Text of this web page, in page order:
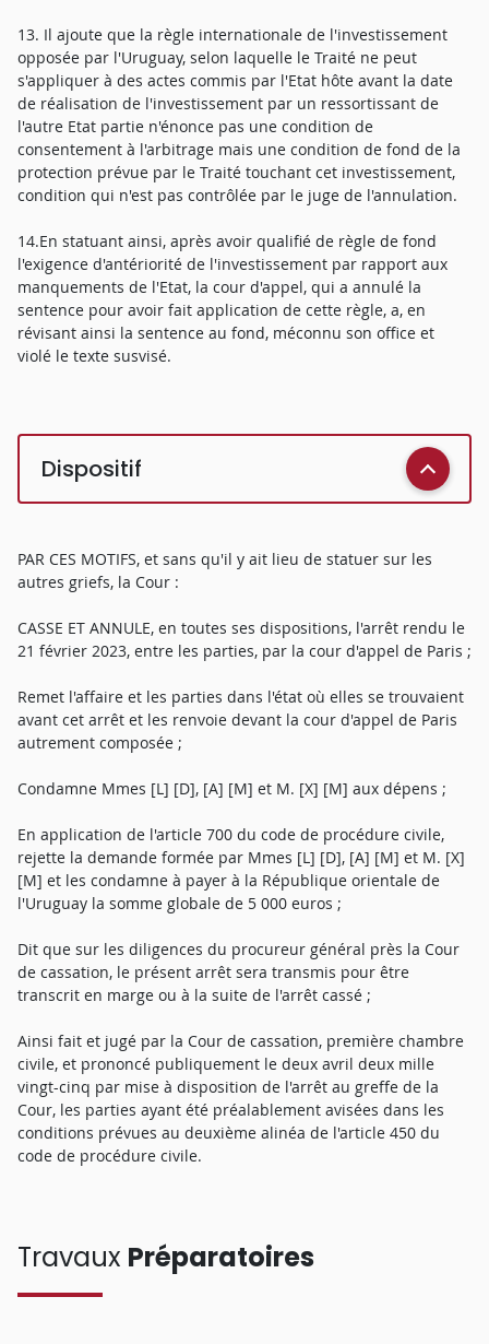
13. Il ajoute que la règle internationale de l'investissement
opposée par l'Uruguay, selon laquelle le Traité ne peut
s'appliquer à des actes commis par l'Etat hôte avant la date
de réalisation de l'investissement par un ressortissant de
l'autre Etat partie n'énonce pas une condition de
consentement à l'arbitrage mais une condition de fond de la
protection prévue par le Traité touchant cet investissement,
condition qui n'est pas contrôlée par le juge de l'annulation.
14.En statuant ainsi, après avoir qualifié de règle de fond
l'exigence d'antériorité de l'investissement par rapport aux
manquements de l'Etat, la cour d'appel, qui a annulé la
sentence pour avoir fait application de cette règle, a, en
révisant ainsi la sentence au fond, méconnu son office et
violé le texte susvisé.
Dispositif
PAR CES MOTIFS, et sans qu'il y ait lieu de statuer sur les
autres griefs, la Cour :
CASSE ET ANNULE, en toutes ses dispositions, l'arrêt rendu le
21 février 2023, entre les parties, par la cour d'appel de Paris ;
Remet l'affaire et les parties dans l'état où elles se trouvaient
avant cet arrêt et les renvoie devant la cour d'appel de Paris
autrement composée ;
Condamne Mmes [L] [D], [A] [M] et M. [X] [M] aux dépens ;
En application de l'article 700 du code de procédure civile,
rejette la demande formée par Mmes [L] [D], [A] [M] et M. [X]
[M] et les condamne à payer à la République orientale de
l'Uruguay la somme globale de 5 000 euros ;
Dit que sur les diligences du procureur général près la Cour
de cassation, le présent arrêt sera transmis pour être
transcrit en marge ou à la suite de l'arrêt cassé ;
Ainsi fait et jugé par la Cour de cassation, première chambre
civile, et prononcé publiquement le deux avril deux mille
vingt-cinq par mise à disposition de l'arrêt au greffe de la
Cour, les parties ayant été préalablement avisées dans les
conditions prévues au deuxième alinéa de l'article 450 du
code de procédure civile.
Travaux Préparatoires